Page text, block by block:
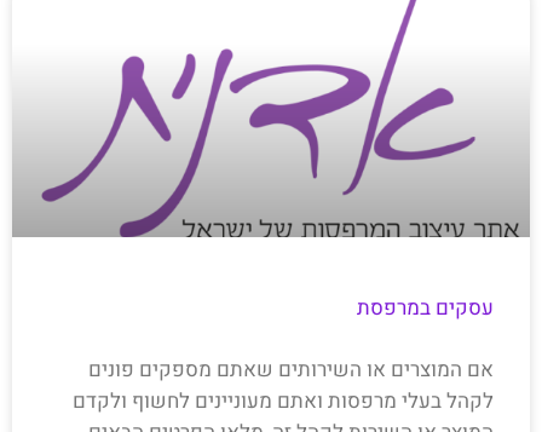
עסקים במרפסת
אם המוצרים או השירותים שאתם מספקים פונים
לקהל בעלי מרפסות ואתם מעוניינים לחשוף ולקדם